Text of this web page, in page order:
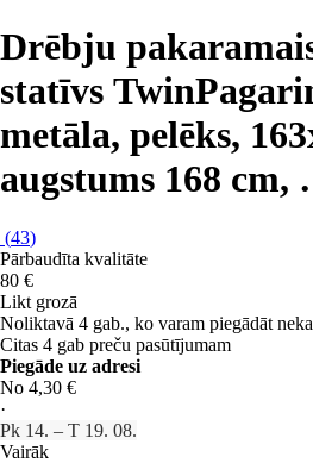
Drēbju
statīvs Twin
metāla, pelēks,
augstums 168 cm,
(43)
Pārbaudīta kvalitāte
80 €
Likt grozā
Noliktavā 4 gab., ko varam piegādāt
Citas 4 gab preču pasūtījumam
Piegāde uz adresi
No 4,30 €
·
Pk 14. – T 19. 08.
Vairāk